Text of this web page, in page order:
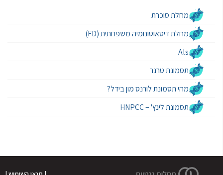
מחלת סוכרת
מחלת דיסאוטונומיה משפחתית (FD)
Als
תסמונת טרנר
מהי תסמונת לורנס מון בידל?
תסמונת לינץ' – HNPCC